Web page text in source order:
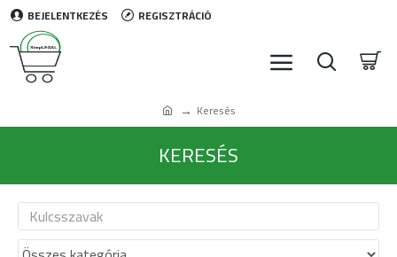
BEJELENTKEZÉS REGISZTRÁCIÓ
Keresés
KERESÉS